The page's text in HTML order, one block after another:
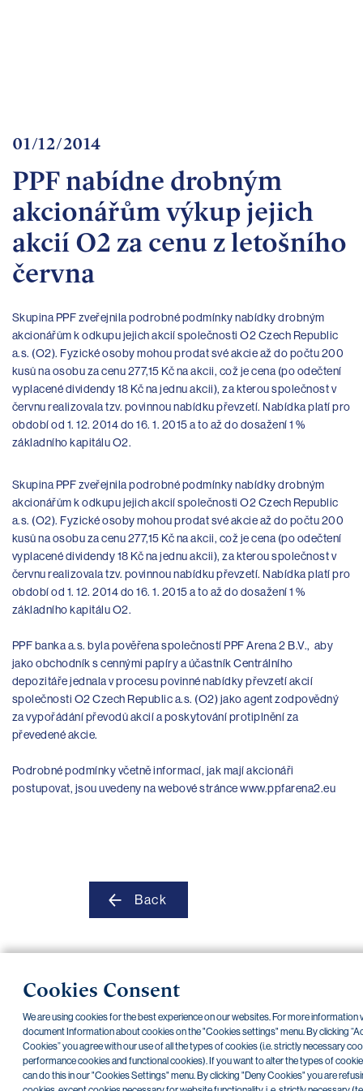
Cookies Consent
We are using cookies for the best experience on our websites. For more information
document Information about cookies on the "Cookies settings" menu. By clicking
Cookies” you agree with our use of all the types of cookies (i.e. strictly necessary
performance cookies and functional cookies). If you want to alter the types of
can do this in our "Cookies Settings" menu. By clicking "Deny Cookies" you are
Contacts
01/12/2014
PPF nabídne drobným
akcionářům výkup jejich
akcií O2 za cenu z letošního
června
Skupina PPF zveřejnila podrobné podmínky nabídky drobným
akcionářům k odkupu jejich akcií společnosti O2 Czech Republic
a.s. (O2). Fyzické osoby mohou prodat své akcie až do počtu 200
kusů na osobu za cenu 277,15 Kč na akcii, což je cena (po odečtení
vyplacené dividendy 18 Kč na jednu akcii), za kterou společnost v
červnu realizovala tzv. povinnou nabídku převzetí. Nabídka platí pro
období od 1. 12. 2014 do 16. 1. 2015 a to až do dosažení 1 %
základního kapitálu O2.
Skupina PPF zveřejnila podrobné podmínky nabídky drobným
akcionářům k odkupu jejich akcií společnosti O2 Czech Republic
a.s. (O2). Fyzické osoby mohou prodat své akcie až do počtu 200
kusů na osobu za cenu 277,15 Kč na akcii, což je cena (po odečtení
vyplacené dividendy 18 Kč na jednu akcii), za kterou společnost v
červnu realizovala tzv. povinnou nabídku převzetí. Nabídka platí pro
období od 1. 12. 2014 do 16. 1. 2015 a to až do dosažení 1 %
základního kapitálu O2.
PPF banka a.s. byla pověřena společností PPF Arena 2 B.V., aby
jako obchodník s cennými papíry a účastník Centrálního
depozitáře jednala v procesu povinné nabídky převzetí akcií
společnosti O2 Czech Republic a.s. (O2) jako agent zodpovědný
za vypořádání převodů akcií a poskytování protiplnění za
převedené akcie.
Podrobné podmínky včetně informací, jak mají akcionáři
postupovat, jsou uvedeny na webové stránce www.ppfarena2.eu
Back
NONSTOP internet banking cancellation (+420) 224 175 901
Transparent accounts | Third-party apps | Client API | Sitemap | Terms of use |
Cookies
Copyright © 2026 PPF banka a. s.